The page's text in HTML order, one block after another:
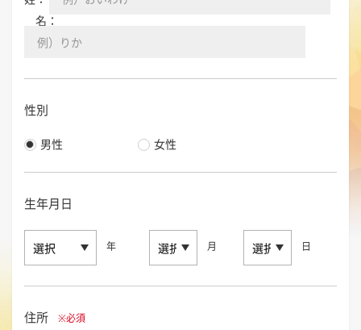
名：
性別
男性 女性
生年月日
年 月 日
住所 ※必須